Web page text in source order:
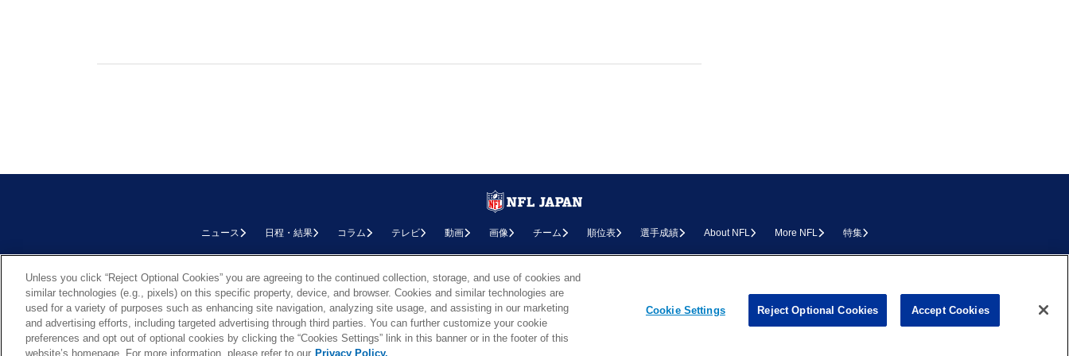
ニュース 日程・結果 コラム テレビ 動画 画像 チーム 順位表 選手成績 About NFL More NFL 特集
Copyright © NFL JAPAN.COM.All Rights Reserved.
Copyright © LY Corporation. All Rights Reserved.
PHOTO BY AP Images / PHOTO BY Getty Images
Cookie Settings
Unless you click “Reject Optional Cookies” you are agreeing to the continued collection, storage, and use of cookies and
similar technologies (e.g., pixels) on this specific property, device, and browser. Cookies and similar technologies are
used for a variety of purposes such as enhancing site navigation, analyzing site usage, and assisting in our marketing
and advertising efforts, including targeted advertising through third parties. You can further customize your cookie
preferences and opt out of optional cookies by clicking the “Cookies Settings” link in this banner or in the footer of this
website’s homepage. For more information, please refer to our Privacy Policy.
Cookie Settings Reject Optional Cookies Accept Cookies